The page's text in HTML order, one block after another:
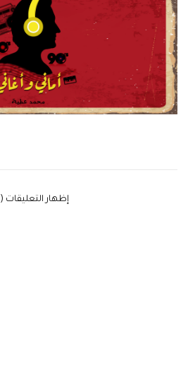
‫إظهار التعليقات (2)